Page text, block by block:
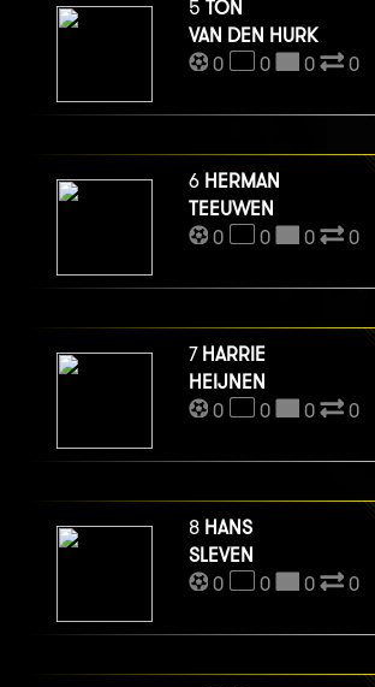
5 TON
VAN DEN HURK
0
0 0 0
6 HERMAN
TEEUWEN
0
0 0 0
7 HARRIE
HEIJNEN
0
0 0 0
8 HANS
SLEVEN
0
0 0 0